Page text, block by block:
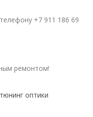
+7 911 186 69
ремонтом!
тюнинг оптики